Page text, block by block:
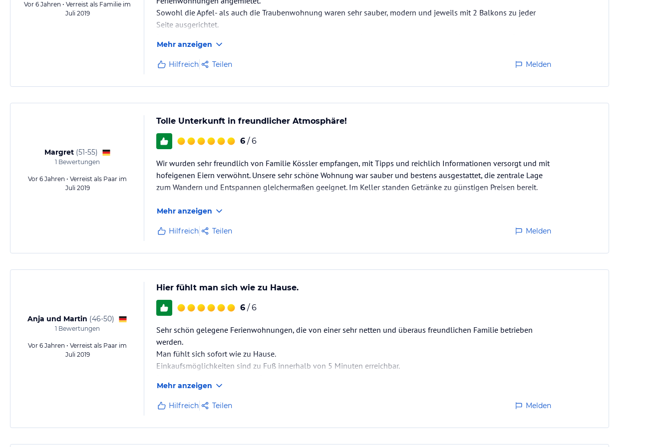
schöne abwechslungsreiche Tagesausflüge, in die Städte Meran und Bozen, nach Venedig und an den Gardasee, dem
wärmsten Alpensee.
Wer lieber festen Boden unter den Füßen hat, kommt bei uns ebenfalls nicht zu kurz. An die 200 Burgen und
Schlösser zählt Ihr Urlaubsland. Gar einige davon sind von Ihrer Ferienwohnung aus sogar zu Fuß leicht zu erreichen.
Gewähr und ohne Prüfung durch HolidayCheck. Bitte lies vor der Buchung die verbindlichen Angebotsdetailsdes
Vor 6 Jahren • Verreist als Familie im
Juli 2019
Sowohl die Apfel- als auch die Traubenwohnung waren sehr sauber, modern und jeweils mit 2 Balkons zu jeder
Seite ausgerichtet.
dem vielen Grün, sehr wohl. Der Garten ist mit Sitzgelegenheiten und Palme ausgestattet und auch die gesamte
Anlage mit Haus ist sehr schön angelegt und…
Mehr anzeigen
Hilfreich Teilen Melden
Margret (51-55)
1 Bewertungen
Vor 6 Jahren • Verreist als Paar im
Juli 2019
Tolle Unterkunft in freundlicher Atmosphäre!
6 / 6
Wir wurden sehr freundlich von Familie Kössler empfangen, mit Tipps und reichlich Informationen versorgt und mit
hofeigenen Eiern verwöhnt. Unsere sehr schöne Wohnung war sauber und bestens ausgestattet, die zentrale Lage
zum Wandern und Entspannen gleichermaßen geeignet. Im Keller standen Getränke zu günstigen Preisen bereit.
Mehr anzeigen
Hilfreich Teilen Melden
Anja und Martin (46-50)
1 Bewertungen
Vor 6 Jahren • Verreist als Paar im
Juli 2019
Hier fühlt man sich wie zu Hause.
6 / 6
Sehr schön gelegene Ferienwohnungen, die von einer sehr netten und überaus freundlichen Familie betrieben
werden.
Man fühlt sich sofort wie zu Hause.
Einkaufsmöglichkeiten sind zu Fuß innerhalb von 5 Minuten erreichbar.
Traumhafte Lage und Umgebung.
Mehr anzeigen
Hilfreich Teilen Melden